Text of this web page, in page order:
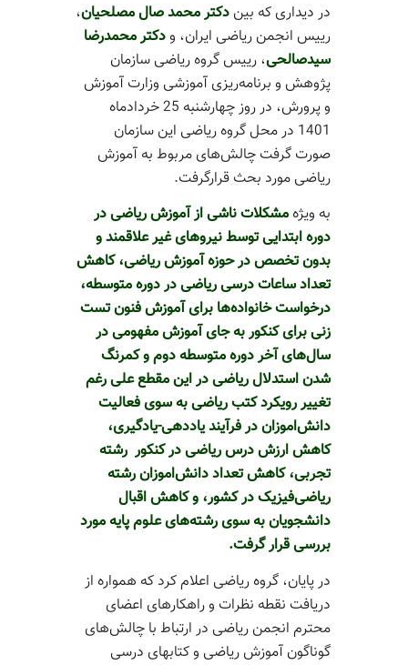
در دیداری که بین دکتر محمد صال مصلحیان،
رییس انجمن ریاضی ایران، ودکتر محمدرضا
سیدصالحی، رییس گروه ریاضی سازمان
پژوهش و برنامه‌ریزی آموزشی وزارت آموزش
و پرورش، در روز چهارشنبه 25 خردادماه
1401 در محل گروه ریاضی این سازمان
صورت گرفت چالش‌های مربوط به آموزش
ریاضی مورد بحث قرارگرفت.
به ویژه مشکلات ناشی از آموزش ریاضی در
دوره ابتدایی توسط نیروهای غیر علاقمند و
بدون تخصص در حوزه آموزش ریاضی، کاهش
تعداد ساعات درسی ریاضی در دوره متوسطه،
درخواست خانواده‌ها برای آموزش فنون تست
زنی برای کنکور به جای آموزش مفهومی در
سال‌های آخر دوره متوسطه دوم و کمرنگ
شدن استدلال ریاضی در این مقطع علی رغم
تغییر رویکرد کتب ریاضی به سوی فعالیت
دانش‌اموزان در فرآیند یاددهی-یادگیری،
کاهش ارزش درس ریاضی در کنکور رشته
تجربی، کاهش تعداد دانش‌اموزان رشته
ریاضی‌فیزیک در کشور، و کاهش اقبال
دانشجویان به سوی رشته‌های علوم پایه مورد
بررسی قرار گرفت.
در پایان، گروه ریاضی اعلام کرد که همواره از
دریافت نقطه نظرات و راهکارهای اعضای
محترم انجمن ریاضی در ارتباط با چالش‌های
گوناگون آموزش ریاضی و کتابهای درسی